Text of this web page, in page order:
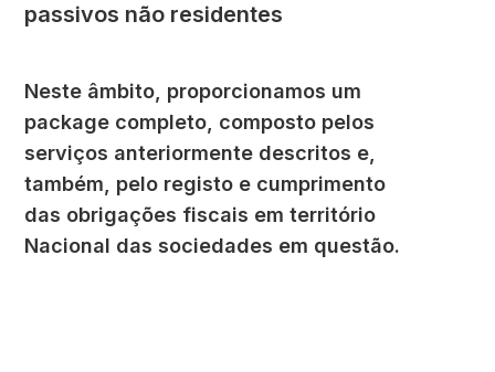
passivos não residentes
Neste âmbito, proporcionamos um
package completo, composto pelos
serviços anteriormente descritos e,
também, pelo registo e cumprimento
das obrigações fiscais em território
Nacional das sociedades em questão.